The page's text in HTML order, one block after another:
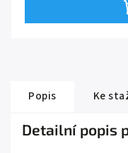
Popis Ke
Detailní popis